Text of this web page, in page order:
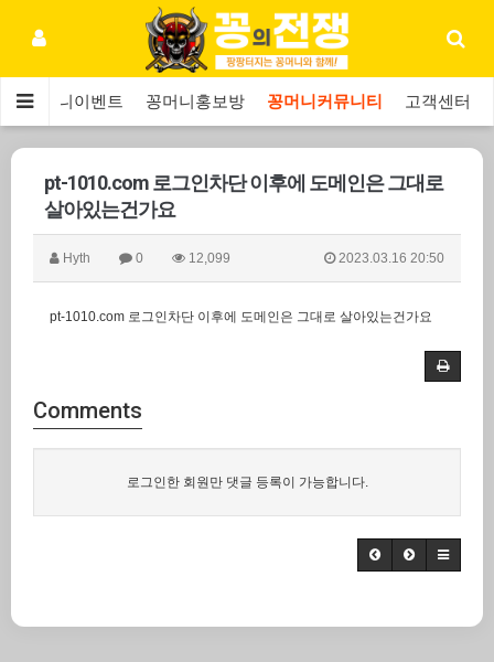
꽁머니이벤트 꽁머니홍보방 꽁머니커뮤니티 고객센터
pt-1010.com 로그인차단 이후에 도메인은 그대로
살아있는건가요
Hyth 0 12,099 2023.03.16 20:50
pt-1010.com 로그인차단 이후에 도메인은 그대로 살아있는건가요
Comments
로그인한 회원만 댓글 등록이 가능합니다.